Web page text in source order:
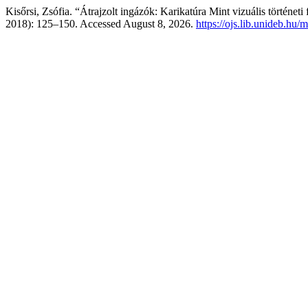
Kisőrsi, Zsófia. “Átrajzolt ingázók: Karikatúra Mint vizuális történeti
2018): 125–150. Accessed August 8, 2026. https://ojs.lib.unideb.hu/